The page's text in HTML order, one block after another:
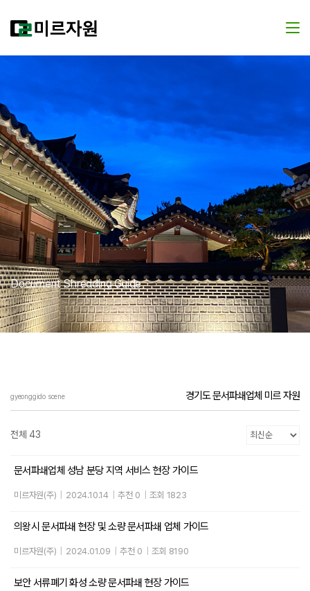
Document Shredding Guide
gyeonggido scene 경기도 문서파쇄업체 미르 자원
전체 43
문서파쇄업체 성남 분당 지역 서비스 현장 가이드
미르자원(주) 2024.10.14 추천 0 조회 1823
의왕시 문서파쇄 현장 및 소량 문서파쇄 업체 가이드
미르자원(주) 2024.01.09 추천 0 조회 8190
보안 서류폐기 화성 소량 문서파쇄 현장 가이드